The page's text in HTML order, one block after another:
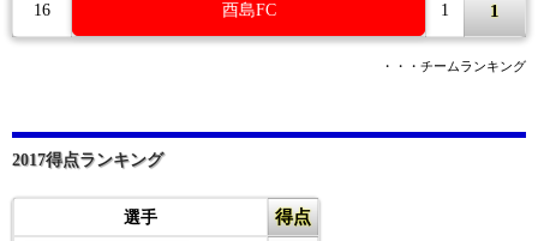
16 酉島FC 1 1
・・・チームランキング
2017得点ランキング
選手 得点